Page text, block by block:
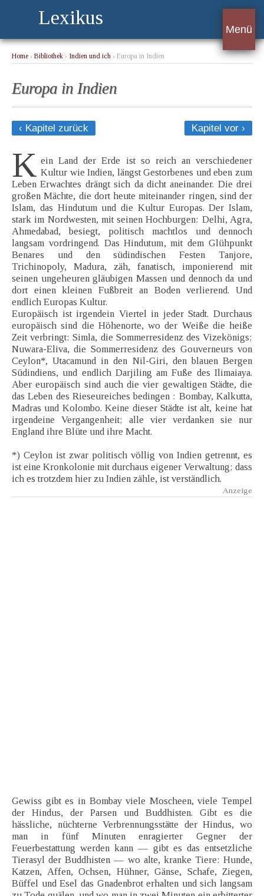
Lexikus
Menü
Home › Bibliothek › Indien und ich › Europa in Indien
Europa in Indien
‹ Kapitel zurück Kapitel vor ›
K ein Land der Erde ist so reich an verschiedener
Kultur wie Indien, längst Gestorbenes und eben zum
Leben Erwachtes drängt sich da dicht aneinander. Die drei
großen Mächte, die dort heute miteinander ringen, sind der
Islam, das Hindutum und die Kultur Europas. Der Islam,
stark im Nordwesten, mit seinen Hochburgen: Delhi, Agra,
Ahmedabad, besiegt, politisch machtlos und dennoch
langsam vordringend. Das Hindutum, mit dem Glühpunkt
Benares und den südindischen Festen Tanjore,
Trichinopoly, Madura, zäh, fanatisch, imponierend mit
seinen ungeheuren gläubigen Massen und dennoch da und
dort einen kleinen Fußbreit an Boden verlierend. Und
endlich Europas Kultur.
Europäisch ist irgendein Viertel in jeder Stadt. Durchaus
europäisch sind die Höhenorte, wo der Weiße die heiße
Zeit verbringt: Simla, die Sommerresidenz des Vizekönigs;
Nuwara-Eliva, die Sommerresidenz des Gouverneurs von
Ceylon*, Utacamund in den Nil-Giri, den blauen Bergen
Südindiens, und endlich Darjiling am Fuße des Ilimaiaya.
Aber europäisch sind auch die vier gewaltigen Städte, die
das Leben des Rieseureiches bedingen : Bombay, Kalkutta,
Madras und Kolombo. Keine dieser Städte ist alt, keine hat
irgendeine Vergangenheit; alle vier verdanken sie nur
England ihre Blüte und ihre Macht.
*) Ceylon ist zwar politisch völlig von Indien getrennt, es
ist eine Kronkolonie mit durchaus eigener Verwaltung; dass
ich es trotzdem hier zu Indien zähle, ist verständlich.
Gewiss gibt es in Bombay viele Moscheen, viele Tempel
der Hindus, der Parsen und Buddhisten. Gibt es die
hässliche, nüchterne Verbrennungsstätte der Hindus, wo
man in fünf Minuten enragierter Gegner der
Feuerbestattung werden kann — gibt es das entsetzliche
Tierasyl der Buddhisten — wo alte, kranke Tiere: Hunde,
Katzen, Affen, Ochsen, Hühner, Gänse, Schafe, Ziegen,
Büffel und Esel das Gnadenbrot erhalten und sich langsam